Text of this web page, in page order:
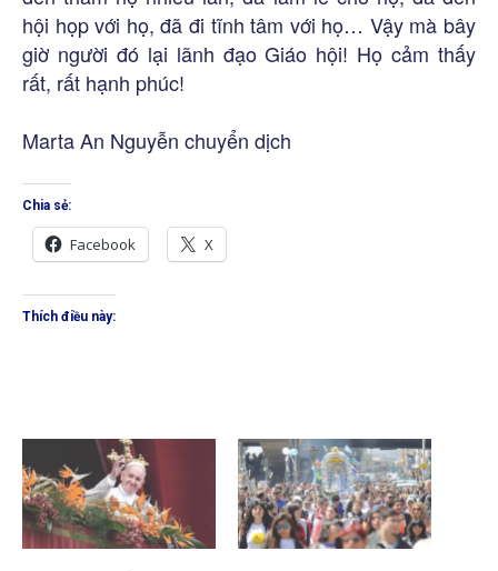
hội họp với họ, đã đi tĩnh tâm với họ… Vậy mà bây
giờ người đó lại lãnh đạo Giáo hội! Họ cảm thấy
rất, rất hạnh phúc!
Marta An Nguyễn chuyển dịch
Chia sẻ:
Facebook X
Thích điều này: